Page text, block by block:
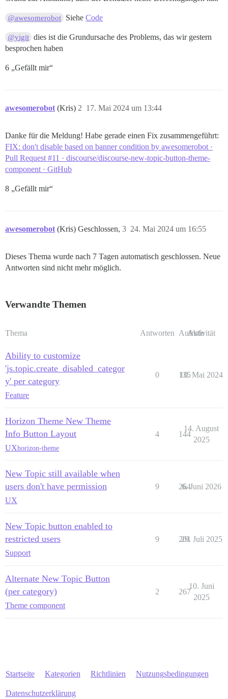
@awesomerobot SieheCode
@yigit dies ist die Grundursache des Problems, das wir gestern
besprochen haben
6 „Gefällt mir“
awesomerobot (Kris) 17. Mai 2024 um 13:44
2
Danke für die Meldung! Habe gerade einen Fix zusammengeführt:
FIX: don't disable based on banner condition by awesomerobot ·
Pull Request #11 · discourse/discourse-new-topic-button-theme-
component · GitHub
8 „Gefällt mir“
awesomerobot (Kris) Geschlossen, 24. Mai 2024 um 16:55
3
Dieses Thema wurde nach 7 Tagen automatisch geschlossen. Neue
Antworten sind nicht mehr möglich.
Verwandte Themen
Thema Antworten Aufrufe
Aktivität
Ability to customize
'js.topic.create_disabled_categor
y' per category
Feature
0 135
10. Mai 2024
Horizon Theme New Theme
Info Button Layout
UXhorizon-theme
4 144
14. August
2025
New Topic still available when
users don't have permission
UX
9 264
6. Juni 2026
New Topic button enabled to
restricted users
Support
9 201
29. Juli 2025
Alternate New Topic Button
(per category)
Theme component
2 267
10. Juni
2025
Startseite Kategorien Richtlinien Nutzungsbedingungen
Datenschutzerklärung